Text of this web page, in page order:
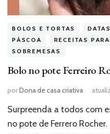
BOLOS E TORTAS
PÁSCOA
RECEITAS
SOBREMESAS
Bolo no pote Ferreiro
porDona de casa criativa
Surpreenda a todos com
no pote de Ferrero